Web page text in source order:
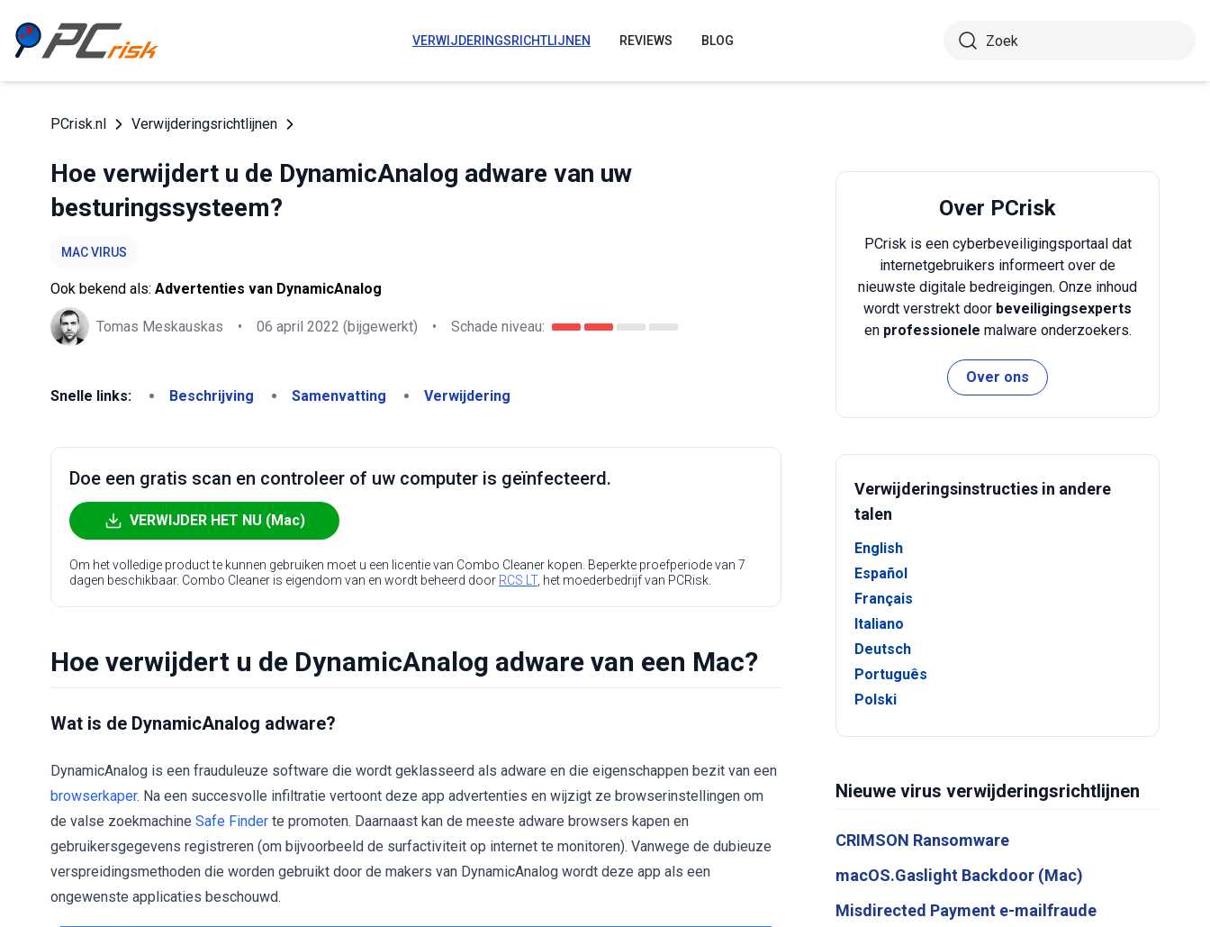
VERWIJDERINGSRICHTLIJNEN REVIEWS BLOG
PCrisk.nl Verwijderingsrichtlijnen
Hoe verwijdert u de DynamicAnalog adware van uw
besturingssysteem?
MAC VIRUS
Ook bekend als: Advertenties van DynamicAnalog
Tomas Meskauskas • 06 april 2022 (bijgewerkt) • Schade niveau:
Snelle links: Beschrijving Samenvatting Verwijdering
Doe een gratis scan en controleer of uw computer is geïnfecteerd.
VERWIJDER HET NU (Mac)
Om het volledige product te kunnen gebruiken moet u een licentie van Combo Cleaner kopen. Beperkte proefperiode van 7
dagen beschikbaar. Combo Cleaner is eigendom van en wordt beheerd door RCS LT, het moederbedrijf van PCRisk.
Hoe verwijdert u de DynamicAnalog adware van een Mac?
Wat is de DynamicAnalog adware?
DynamicAnalog is een frauduleuze software die wordt geklasseerd als adware en die eigenschappen bezit van een
browserkaper. Na een succesvolle infiltratie vertoont deze app advertenties en wijzigt ze browserinstellingen om
de valse zoekmachine Safe Finder te promoten. Daarnaast kan de meeste adware browsers kapen en
gebruikersgegevens registreren (om bijvoorbeeld de surfactiviteit op internet te monitoren). Vanwege de dubieuze
verspreidingsmethoden die worden gebruikt door de makers van DynamicAnalog wordt deze app als een
ongewenste applicaties beschouwd.
Over PCrisk
PCrisk is een cyberbeveiligingsportaal dat
internetgebruikers informeert over de
nieuwste digitale bedreigingen. Onze inhoud
wordt verstrekt door beveiligingsexperts
en professionele malware onderzoekers.
Over ons
Verwijderingsinstructies in andere
talen
English
Español
Français
Italiano
Deutsch
Português
Polski
Nieuwe virus verwijderingsrichtlijnen
CRIMSON Ransomware
macOS.Gaslight Backdoor (Mac)
Misdirected Payment e-mailfraude